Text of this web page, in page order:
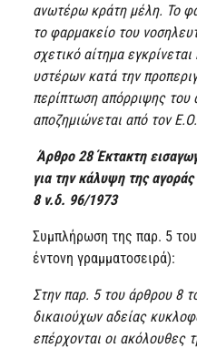
ανωτέρω κράτη μέλη. Το
το φαρμακείο του
σχετικό αίτημα
υστέρων κατά την
περίπτωση απόρριψης του
αποζημιώνεται από τον
Άρθρο 28 Έκτακτη
για την κάλυψη της
8 ν.δ. 96/1973
Συμπλήρωση της παρ. 5
έντονη γραμματοσειρά):
Στην παρ. 5 του άρθρου 8
δικαιούχων αδείας
επέρχονται οι ακόλουθες